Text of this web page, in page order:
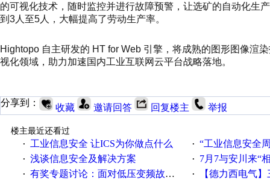
的可视化技术，随时监控并进行故障预警，让选矿的自动化生
到3人至5人，大幅提高了劳动生产率。
Hightopo 自主研发的 HT for Web 引擎，将成熟的图形图像渲
视化领域，助力加速国内工业互联网云平台战略落地。
分享到： 收藏 邀请回答 回复楼主 举报
楼主最近还看过
·
工业信息安全 让ICS为你做点什么 · “工业信息安全周之我见”
· 浅谈信息安全及解决方案 · 7月7与安川来“
· 有奖专题讨论：面对低压变频故障，老手是这样解决的！ · 【德力西电气】三